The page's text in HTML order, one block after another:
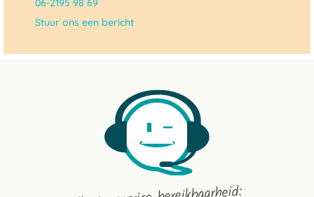
06-2195 98 69
Stuur ons een bericht